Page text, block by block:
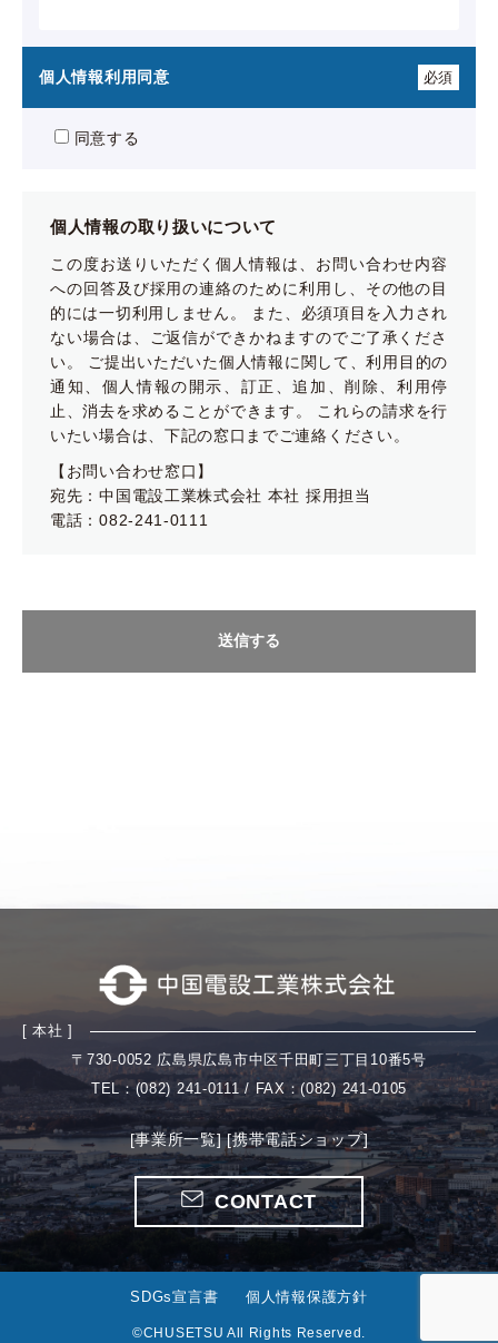
個人情報利用同意 必須
同意する
個人情報の取り扱いについて
この度お送りいただく個人情報は、お問い合わせ内容
への回答及び採用の連絡のために利用し、その他の目
的には一切利用しません。 また、必須項目を入力され
ない場合は、ご返信ができかねますのでご了承くださ
い。 ご提出いただいた個人情報に関して、利用目的の
通知、個人情報の開示、訂正、追加、削除、利用停
止、消去を求めることができます。 これらの請求を行
いたい場合は、下記の窓口までご連絡ください。
【お問い合わせ窓口】
宛先：中国電設工業株式会社 本社 採用担当
電話：082-241-0111
[ 本社 ]
〒730-0052 広島県広島市中区千田町三丁目10番5号
TEL：(082) 241-0111 / FAX：(082) 241-0105
[事業所一覧] [携帯電話ショップ]
CONTACT
SDGs宣言書 個人情報保護方針
©CHUSETSU All Rights Reserved.